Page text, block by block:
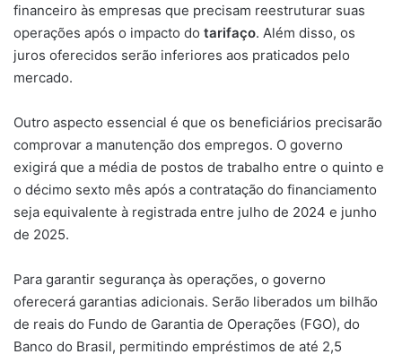
financeiro às empresas que precisam reestruturar suas
operações após o impacto do tarifaço. Além disso, os
juros oferecidos serão inferiores aos praticados pelo
mercado.
Outro aspecto essencial é que os beneficiários precisarão
comprovar a manutenção dos empregos. O governo
exigirá que a média de postos de trabalho entre o quinto e
o décimo sexto mês após a contratação do financiamento
seja equivalente à registrada entre julho de 2024 e junho
de 2025.
Para garantir segurança às operações, o governo
oferecerá garantias adicionais. Serão liberados um bilhão
de reais do Fundo de Garantia de Operações (FGO), do
Banco do Brasil, permitindo empréstimos de até 2,5